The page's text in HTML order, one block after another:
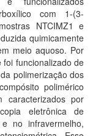
com 1-(3-
NTCIMZ1 e
quimicamente
meio aquoso. Por
funcionalizado de
polimerização dos
polimérico
caracterizados por
eletrônica de
no infravermelho,